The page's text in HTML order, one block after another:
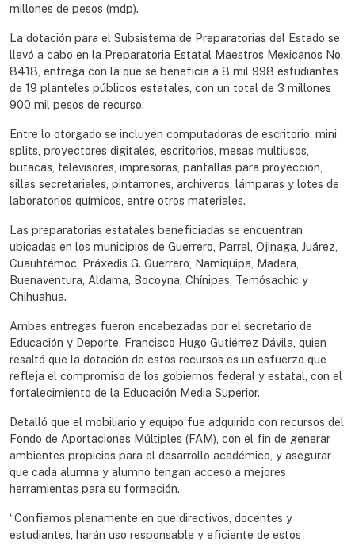
millones de pesos (mdp).
La dotación para el Subsistema de Preparatorias del Estado se
llevó a cabo en la Preparatoria Estatal Maestros Mexicanos No.
8418, entrega con la que se beneficia a 8 mil 998 estudiantes
de 19 planteles públicos estatales, con un total de 3 millones
900 mil pesos de recurso.
Entre lo otorgado se incluyen computadoras de escritorio, mini
splits, proyectores digitales, escritorios, mesas multiusos,
butacas, televisores, impresoras, pantallas para proyección,
sillas secretariales, pintarrones, archiveros, lámparas y lotes de
laboratorios químicos, entre otros materiales.
Las preparatorias estatales beneficiadas se encuentran
ubicadas en los municipios de Guerrero, Parral, Ojinaga, Juárez,
Cuauhtémoc, Práxedis G. Guerrero, Namiquipa, Madera,
Buenaventura, Aldama, Bocoyna, Chínipas, Temósachic y
Chihuahua.
Ambas entregas fueron encabezadas por el secretario de
Educación y Deporte, Francisco Hugo Gutiérrez Dávila, quien
resaltó que la dotación de estos recursos es un esfuerzo que
refleja el compromiso de los gobiernos federal y estatal, con el
fortalecimiento de la Educación Media Superior.
Detalló que el mobiliario y equipo fue adquirido con recursos del
Fondo de Aportaciones Múltiples (FAM), con el fin de generar
ambientes propicios para el desarrollo académico, y asegurar
que cada alumna y alumno tengan acceso a mejores
herramientas para su formación.
“Confiamos plenamente en que directivos, docentes y
estudiantes, harán uso responsable y eficiente de estos